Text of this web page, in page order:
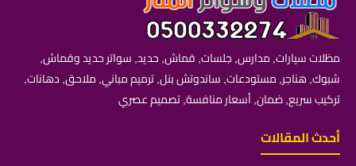
مظلات سيارات, مدارس, جلسات, قماش, حديد, سواتر حديد وقماش,
شبوك, هناجر, مستودعات, ساندوتش بنل, ترميم مباني, ملاحق, دهانات,
تركيب سريع, ضمان, أسعار منافسة, تصميم عصري
أحدث المقالات